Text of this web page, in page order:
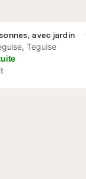
avec jardin
Teguise